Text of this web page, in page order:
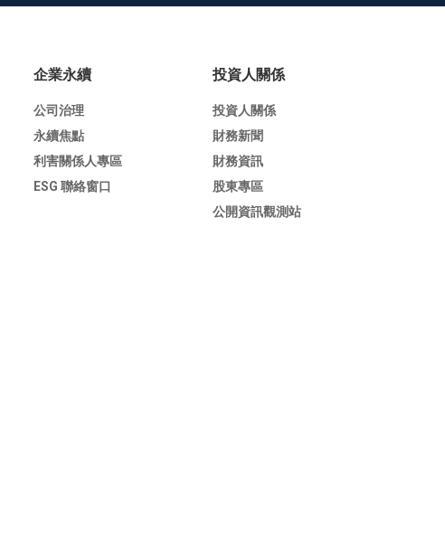
企業永續
公司治理
永續焦點
利害關係人專區
ESG 聯絡窗口
投資人關係
投資人關係
財務新聞
財務資訊
股東專區
公開資訊觀測站